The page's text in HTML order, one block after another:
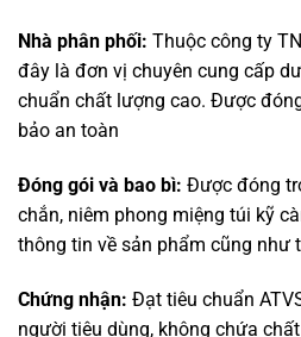
Nhà phân phối: Thuộc công ty
đây là đơn vị chuyên cung cấp
chuẩn chất lượng cao. Được
bảo an toàn
Đóng gói và bao bì: Được đóng
chắn, niêm phong miệng túi kỹ
thông tin về sản phẩm cũng như
Chứng nhận: Đạt tiêu chuẩn
người tiêu dùng, không chứa